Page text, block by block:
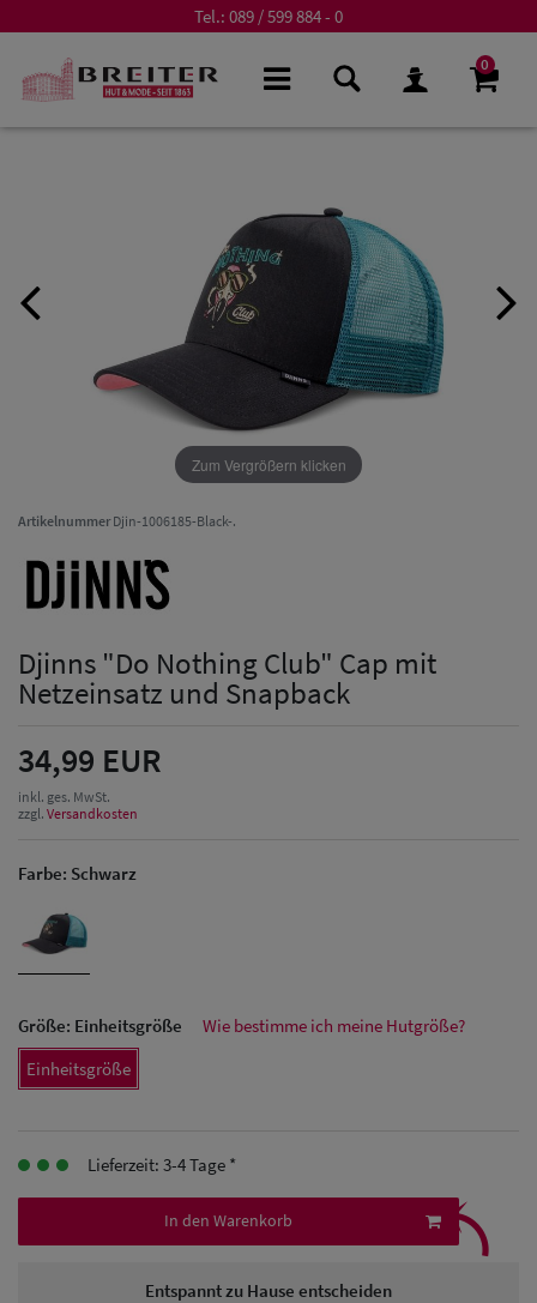
Tel.: 089 / 599 884 - 0
0
Herren Caps
Herren UV-
Schutz Caps
Zum Vergrößern klicken
ArtikelnummerDjin-1006185-Black-.
Djinns "Do Nothing Club" Cap mit
Netzeinsatz und Snapback
34,99 EUR
inkl. ges. MwSt.
zzgl. Versandkosten
Farbe: Schwarz
Größe: Einheitsgröße
Wie bestimme ich meine Hutgröße?
Einheitsgröße
Lieferzeit: 3-4 Tage *
In den Warenkorb
Entspannt zu Hause entscheiden
⤹